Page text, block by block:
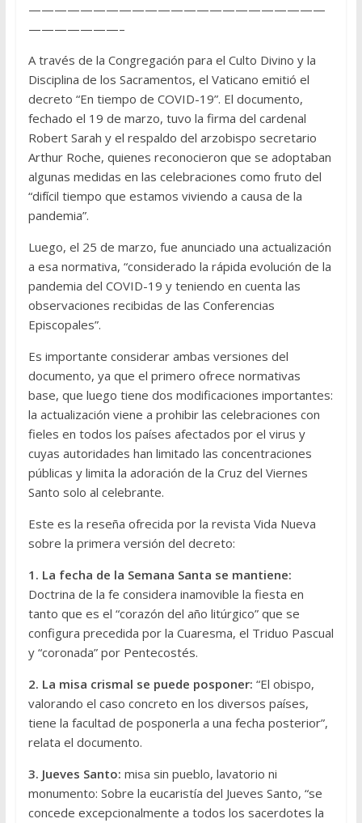
———————————————————————
———————–
A través de la Congregación para el Culto Divino y la
Disciplina de los Sacramentos, el Vaticano emitió el
decreto “En tiempo de COVID-19”. El documento,
fechado el 19 de marzo, tuvo la firma del cardenal
Robert Sarah y el respaldo del arzobispo secretario
Arthur Roche, quienes reconocieron que se adoptaban
algunas medidas en las celebraciones como fruto del
“difícil tiempo que estamos viviendo a causa de la
pandemia”.
Luego, el 25 de marzo, fue anunciado una actualización
a esa normativa, “considerado la rápida evolución de la
pandemia del COVID-19 y teniendo en cuenta las
observaciones recibidas de las Conferencias
Episcopales”.
Es importante considerar ambas versiones del
documento, ya que el primero ofrece normativas
base, que luego tiene dos modificaciones importantes:
la actualización viene a prohibir las celebraciones con
fieles en todos los países afectados por el virus y
cuyas autoridades han limitado las concentraciones
públicas y limita la adoración de la Cruz del Viernes
Santo solo al celebrante.
Este es la reseña ofrecida por la revista Vida Nueva
sobre la primera versión del decreto:
1. La fecha de la Semana Santa se mantiene:
Doctrina de la fe considera inamovible la fiesta en
tanto que es el “corazón del año litúrgico” que se
configura precedida por la Cuaresma, el Triduo Pascual
y “coronada” por Pentecostés.
2. La misa crismal se puede posponer: “El obispo,
valorando el caso concreto en los diversos países,
tiene la facultad de posponerla a una fecha posterior”,
relata el documento.
3. Jueves Santo: misa sin pueblo, lavatorio ni
monumento: Sobre la eucaristía del Jueves Santo, “se
concede excepcionalmente a todos los sacerdotes la